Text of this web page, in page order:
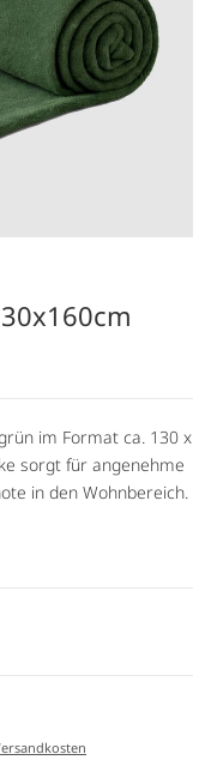
im Format ca. 130 x
sorgt für angenehme
in den Wohnbereich.